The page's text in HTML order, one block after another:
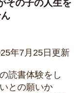
その子の人生を
年7月25日更新
読書体験をし
との願いか